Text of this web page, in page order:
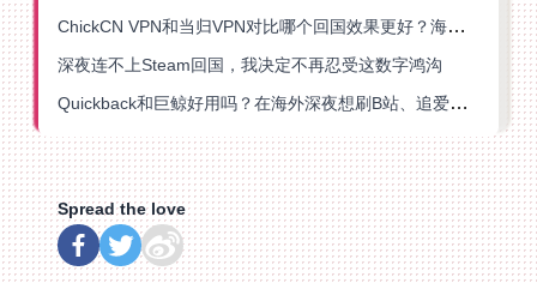
ChickCN VPN和当归VPN对比哪个回国效果更好？海外党亲测后选了它
深夜连不上Steam回国，我决定不再忍受这数字鸿沟
Quickback和巨鲸好用吗？在海外深夜想刷B站、追爱奇艺的你，或许正需要这份答案
Spread the love